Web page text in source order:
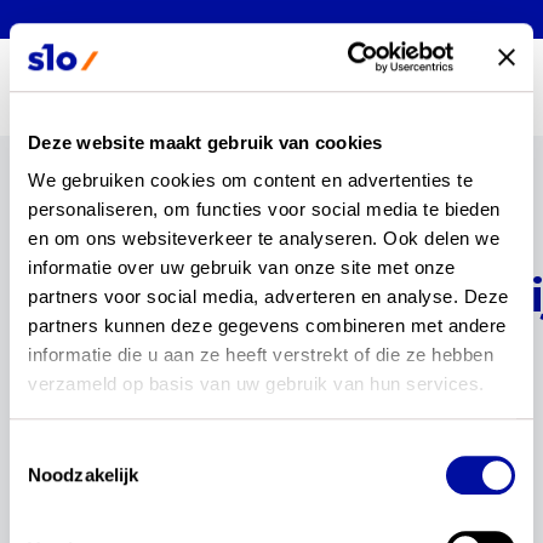
Deze website maakt gebruik van cookies
We gebruiken cookies om content en advertenties te
personaliseren, om functies voor social media te bieden
en om ons websiteverkeer te analyseren. Ook delen we
informatie over uw gebruik van onze site met onze
partners voor social media, adverteren en analyse. Deze
partners kunnen deze gegevens combineren met andere
informatie die u aan ze heeft verstrekt of die ze hebben
verzameld op basis van uw gebruik van hun services.
Noodzakelijk
MENU
Terug
Webevent
vakken 12 april
Geplaatst op 06 mei 2022
Op 12 april organiseerde SLO het webevent
natuurwetenschappelijke vakken. Samen met